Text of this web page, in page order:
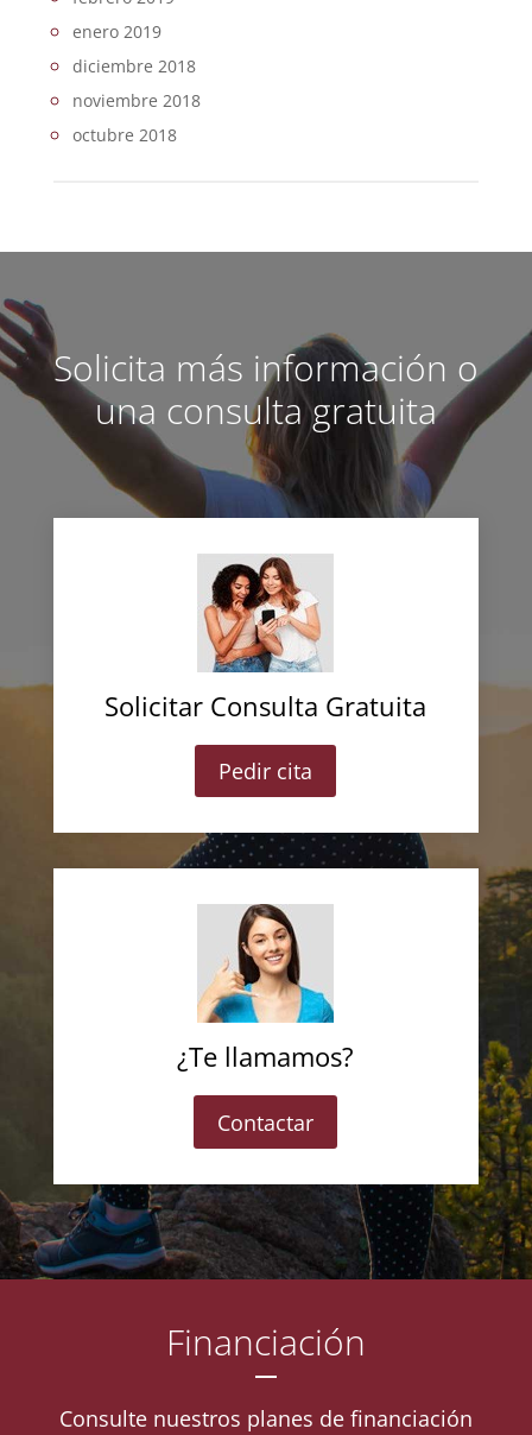
enero 2019
diciembre 2018
noviembre 2018
octubre 2018
Solicita más información o
una consulta gratuita
Solicitar Consulta Gratuita
Pedir cita
¿Te llamamos?
Contactar
Financiación
Consulte nuestros planes de financiación